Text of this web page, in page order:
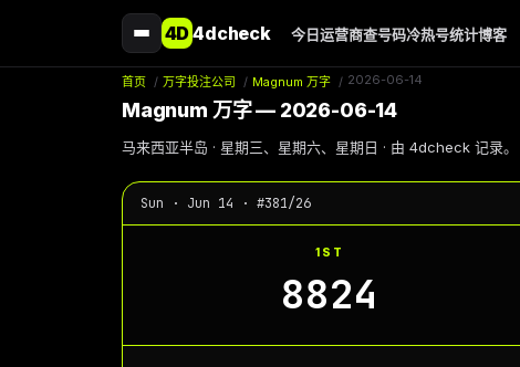
4D4dcheck 今日运营商查号码冷热号统计博客
首页 / 万字投注公司 / Magnum 万字 / 2026-06-14
Magnum 万字 — 2026-06-14
马来西亚半岛 · 星期三、星期六、星期日 · 由 4dcheck 记录。
Sun · Jun 14 · #381/26
1ST
8824